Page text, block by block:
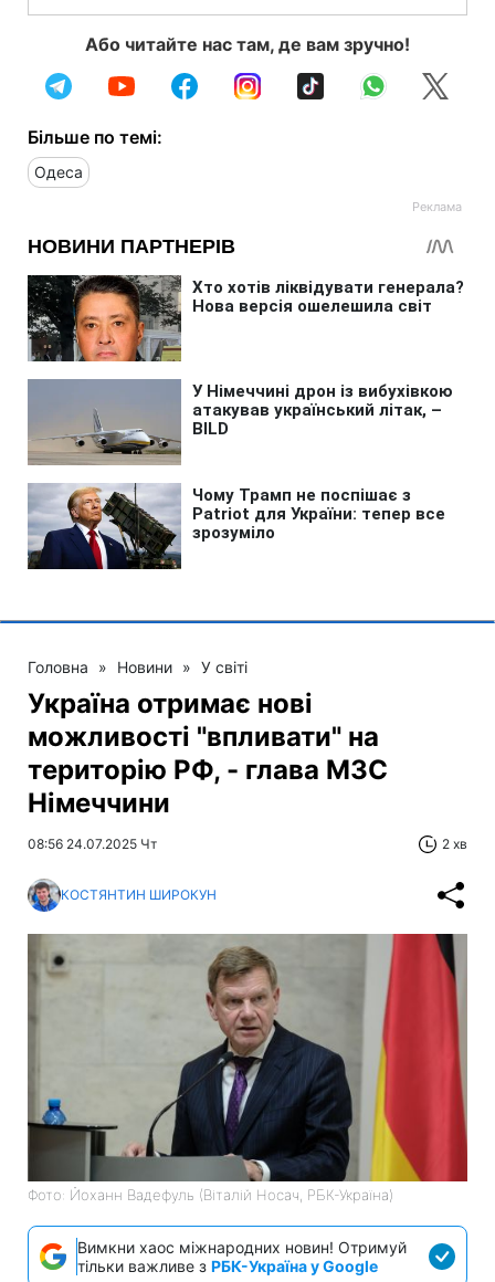
Або читайте нас там, де вам зручно!
Більше по темі:
Одеса
Головна » Новини » У світі
Україна отримає нові
можливості "впливати" на
територію РФ, - глава МЗС
Німеччини
08:56 24.07.2025 Чт 2 хв
КОСТЯНТИН ШИРОКУН
Фото: Йоханн Вадефуль (Віталій Носач, РБК-Україна)
Вимкни хаос міжнародних новин! Отримуй
тільки важливе з РБК-Україна у Google